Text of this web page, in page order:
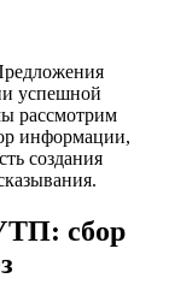
успешной
рассмотрим
информации,
создания
сбор